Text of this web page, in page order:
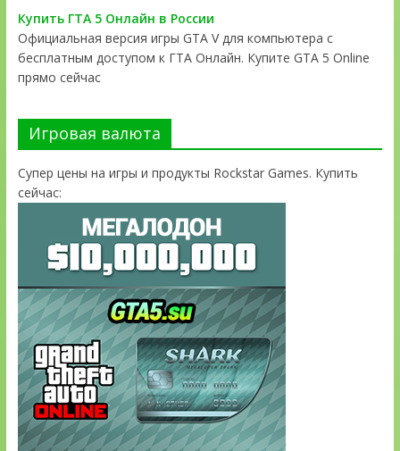
Купить ГТА 5 Онлайн в России
Официальная версия игры GTA V для компьютера с
бесплатным доступом к ГТА Онлайн. Купите GTA 5 Online
прямо сейчас
Игровая валюта
Супер цены на игры и продукты Rockstar Games. Купить
сейчас: